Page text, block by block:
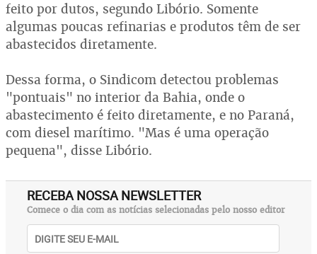
feito por dutos, segundo Libório. Somente
algumas poucas refinarias e produtos têm de ser
abastecidos diretamente.
Dessa forma, o Sindicom detectou problemas
"pontuais" no interior da Bahia, onde o
abastecimento é feito diretamente, e no Paraná,
com diesel marítimo. "Mas é uma operação
pequena", disse Libório.
RECEBA NOSSA NEWSLETTER
Comece o dia com as notícias selecionadas pelo nosso editor